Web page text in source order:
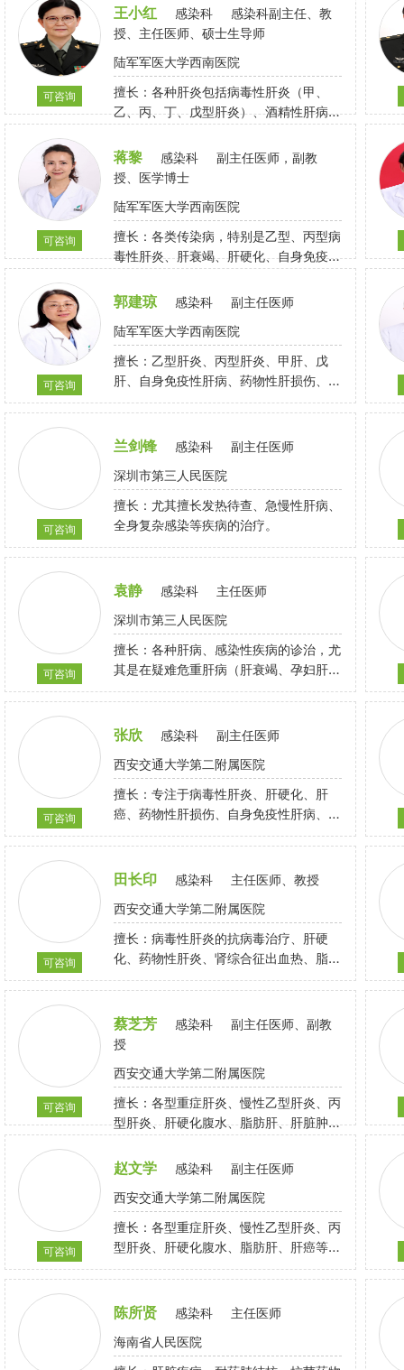
可咨询
王小红 感染科
感染科副主任、教
授、主任医师、硕士生导师
陆军军医大学西南医院
擅长：各种肝炎包括病毒性肝炎（甲、
乙、丙、丁、戊型肝炎）、酒精性肝病、
自身免疫性肝病等及感染性疾病的诊断、
治疗（尤其是慢性乙型肝炎、肝炎肝硬
化、慢性丙型肝炎）
可咨询
蒋黎 感染科
副主任医师，副教
授、医学博士
陆军军医大学西南医院
擅长：各类传染病，特别是乙型、丙型病
毒性肝炎、肝衰竭、肝硬化、自身免疫性
肝炎、药物性肝损伤、发热待查、肝功异
常待查、感染性腹泻等疾病的诊断治疗
可咨询
郭建琼 感染科
副主任医师
陆军军医大学西南医院
擅长：乙型肝炎、丙型肝炎、甲肝、戊
肝、自身免疫性肝病、药物性肝损伤、脂
肪肝、肝豆状核变性等各种急慢性肝病的
诊断及治疗，对结核病、感染性腹泻、艾
滋病、麻疹、疟疾等有丰富的临床经验
可咨询
兰剑锋 感染科
副主任医师
深圳市第三人民医院
擅长：尤其擅长发热待查、急慢性肝病、
全身复杂感染等疾病的治疗。
可咨询
袁静 感染科
主任医师
深圳市第三人民医院
擅长：各种肝病、感染性疾病的诊治，尤
其是在疑难危重肝病（肝衰竭、孕妇肝
病、儿童肝病）、感染性疾病（疟疾、肾
综合征出血热、登革热等）、新发突发传
染病以及发热查因、皮疹查因、休克查因
等方面有丰富的经验
可咨询
张欣 感染科
副主任医师
西安交通大学第二附属医院
擅长：专注于病毒性肝炎、肝硬化、肝
癌、药物性肝损伤、自身免疫性肝病、肝
衰竭、不明原因发热、黄疸原因待查、疑
难危重感染、肾综合征出血热等疾病诊治
可咨询
田长印 感染科
主任医师、教授
西安交通大学第二附属医院
擅长：病毒性肝炎的抗病毒治疗、肝硬
化、药物性肝炎、肾综合征出血热、脂肪
肝的诊治
可咨询
蔡芝芳 感染科
副主任医师、副教
授
西安交通大学第二附属医院
擅长：各型重症肝炎、慢性乙型肝炎、丙
型肝炎、肝硬化腹水、脂肪肝、肝脏肿瘤
等各种肝脏疾病及肾综合症出血热等危重
传染性疾病。
可咨询
赵文学 感染科
副主任医师
西安交通大学第二附属医院
擅长：各型重症肝炎、慢性乙型肝炎、丙
型肝炎、肝硬化腹水、脂肪肝、肝癌等各
种肝脏疾病及肾综合症出血热等危重传染
性疾病。
陈所贤 感染科
主任医师
海南省人民医院